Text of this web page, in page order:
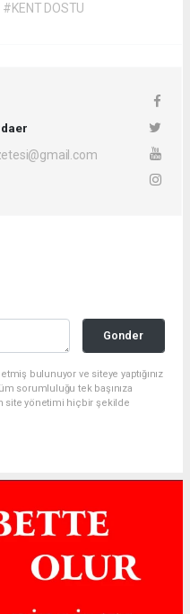
#KENT DOSTU
Gonder
bulunuyor ve siteye yaptığınız
sorumluluğu tek başınıza
site yönetimi hiçbir şekilde